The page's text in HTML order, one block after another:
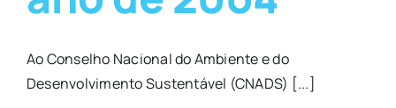
Ao Conselho Nacional do Ambiente e do
Desenvolvimento Sustentável (CNADS) [...]